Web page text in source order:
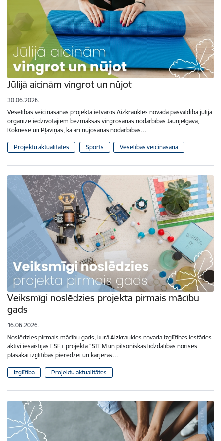
Jūlijā aicinām vingrot un nūjot
30.06.2026.
Veselības veicināšanas projekta ietvaros Aizkraukles novada pašvaldība jūlijā
organizē iedzīvotājiem bezmaksas vingrošanas nodarbības Jaunjelgavā,
Koknesē un Pļaviņās, kā arī nūjošanas nodarbības…
Projektu aktualitātes Sports Veselības veicināšana
Veiksmīgi noslēdzies projekta pirmais mācību
gads
16.06.2026.
Noslēdzies pirmais mācību gads, kurā Aizkraukles novada izglītības iestādes
aktīvi iesaistījās ESF+ projektā “STEM un pilsoniskās līdzdalības norises
plašākai izglītības pieredzei un karjeras…
Izglītība Projektu aktualitātes